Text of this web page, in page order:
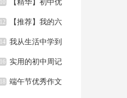
作文10篇
10 【精华】初中优
秀作文10篇
12 【推荐】我的六
年级小学作文汇编6
篇
14 我从生活中学到
了语文作文15篇
16 实用的初中周记
汇总五篇
18 端午节优秀作文